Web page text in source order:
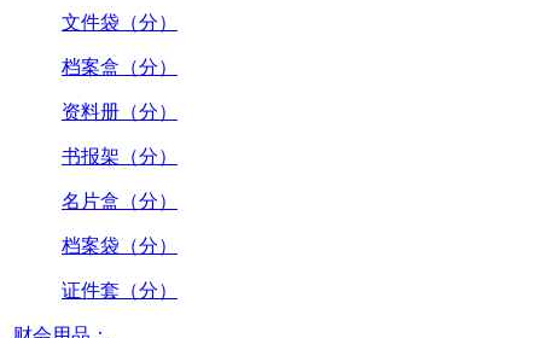
文件袋（分）
档案盒（分）
资料册（分）
书报架（分）
名片盒（分）
档案袋（分）
证件套（分）